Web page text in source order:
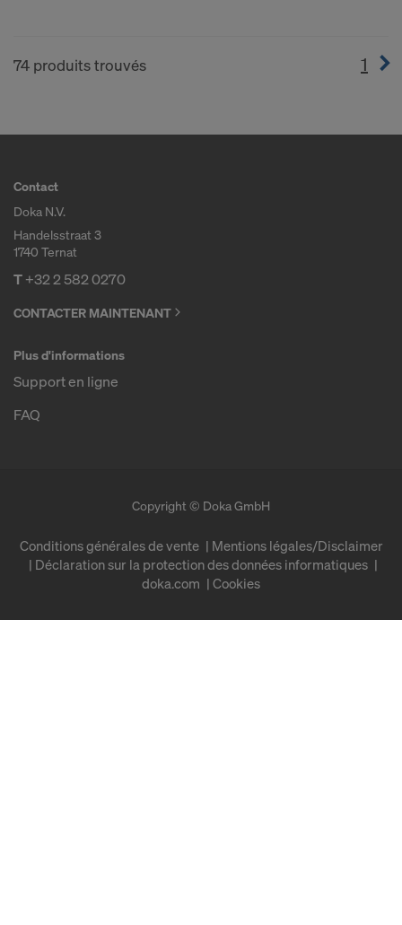
74 produits trouvés 1
Contact
Doka N.V.
Handelsstraat 3
1740 Ternat
T+32 2 582 0270
CONTACTER MAINTENANT
Plus d'informations
Support en ligne
FAQ
Copyright © Doka GmbH
Conditions générales de vente
Mentions légales/Disclaimer
Déclaration sur la protection des données informatiques
doka.com
Cookies